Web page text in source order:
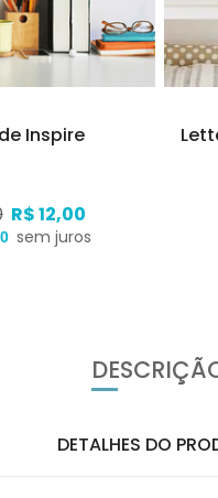
Inspire
R$ 12,00
sem juros
DETALHES DO